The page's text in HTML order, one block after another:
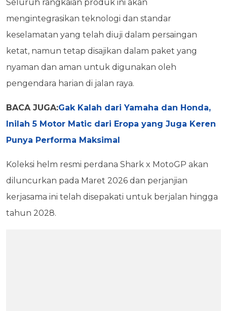
Seluruh rangkaian produk ini akan
mengintegrasikan teknologi dan standar
keselamatan yang telah diuji dalam persaingan
ketat, namun tetap disajikan dalam paket yang
nyaman dan aman untuk digunakan oleh
pengendara harian di jalan raya.
BACA JUGA:Gak Kalah dari Yamaha dan Honda,
Inilah 5 Motor Matic dari Eropa yang Juga Keren
Punya Performa Maksimal
Koleksi helm resmi perdana Shark x MotoGP akan
diluncurkan pada Maret 2026 dan perjanjian
kerjasama ini telah disepakati untuk berjalan hingga
tahun 2028.